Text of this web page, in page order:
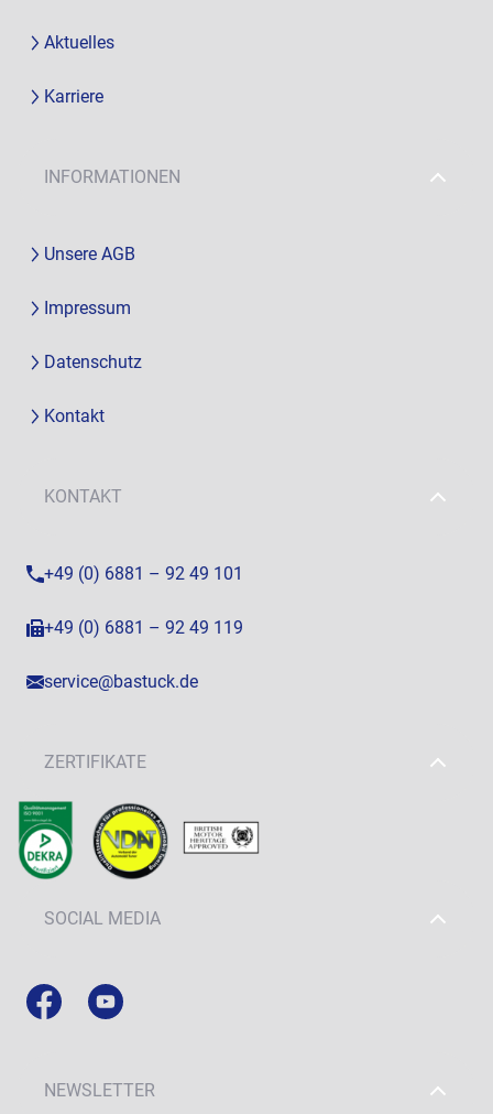
Aktuelles
Karriere
INFORMATIONEN
Unsere AGB
Impressum
Datenschutz
Kontakt
KONTAKT
+49 (0) 6881 – 92 49 101
+49 (0) 6881 – 92 49 119
service@bastuck.de
ZERTIFIKATE
SOCIAL MEDIA
NEWSLETTER